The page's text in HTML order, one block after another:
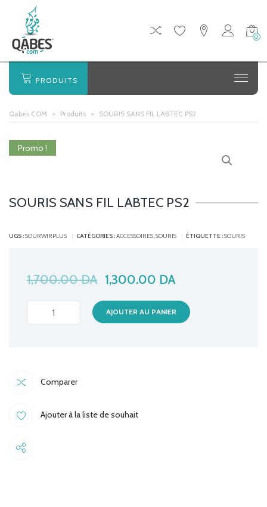
0
PRODUITS
Qabes COM > Produits > SOURIS SANS FIL LABTEC PS2
Promo !
SOURIS SANS FIL LABTEC PS2
UGS :SOURWIRPLUS CATÉGORIES :ACCESSOIRES,SOURIS ÉTIQUETTE :SOURIS
1,700.00DA 1,300.00 DA
SOURIS
SANS
quantité
AJOUTER AU PANIER
Comparer
Ajouter à la liste de souhait